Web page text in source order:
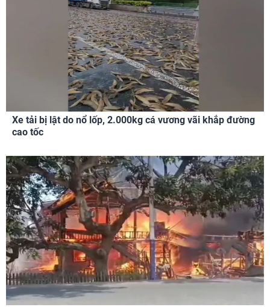
Xe tải bị lật do nổ lốp, 2.000kg cá vương vãi khắp đường
cao tốc